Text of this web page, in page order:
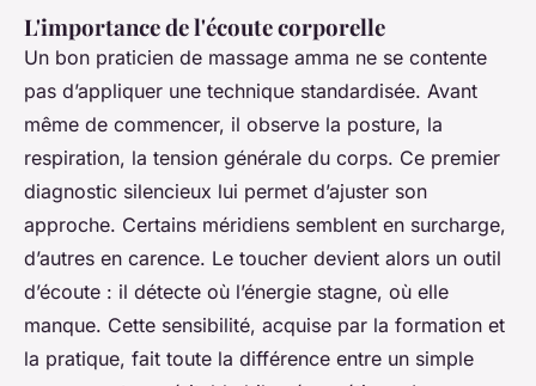
L'importance de l'écoute corporelle
Un bon praticien de massage amma ne se contente
pas d’appliquer une technique standardisée. Avant
même de commencer, il observe la posture, la
respiration, la tension générale du corps. Ce premier
diagnostic silencieux lui permet d’ajuster son
approche. Certains méridiens semblent en surcharge,
d’autres en carence. Le toucher devient alors un outil
d’écoute : il détecte où l’énergie stagne, où elle
manque. Cette sensibilité, acquise par la formation et
la pratique, fait toute la différence entre un simple